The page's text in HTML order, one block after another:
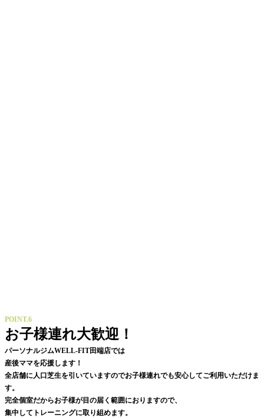
POINT.6
お子様連れ大歓迎！
パーソナルジムWELL-FIT田端店では
産後ママを応援します！
全店舗に人口芝生を引いていますのでお子様連れでも安心してご利用いただけま
す。
完全個室だからお子様が目の届く範囲におりますので、
集中してトレーニングに取り組めます。